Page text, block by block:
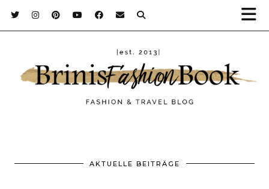
AKTUELLE BEITRÄGE